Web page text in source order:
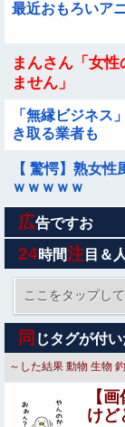
最近おもろいア
まんさん「女
ません」
「無縁ビジネス
き取る業者も
【 驚愕】熟女
ｗｗｗｗｗ
【画像】 こう
ｗｗｗｗ
【議論】中国
注！お前らぶっ
エ□漫画家「朝
が公開。CVは
【画像】株の暴
広告ですお
24時間注 目＆
ここをタップして
同 じタグが付い
～した結果 動物 生物
【
けど